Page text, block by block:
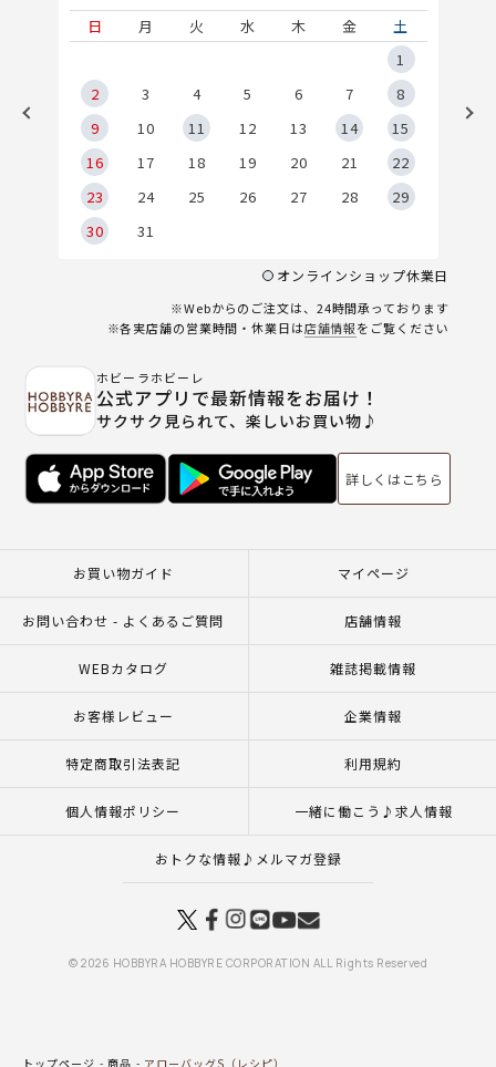
日
月 火 水 木 金
土
1
2
3 4 5 6 7
8
9
10 11 12 13 14
15
16
17 18 19 20 21
22
23
24 25 26 27 28
29
30
31
オンラインショップ休業日
※Webからのご注文は、24時間承っております
※各実店舗の営業時間・休業日は店舗情報をご覧ください
ホビーラホビーレ
公式アプリで最新情報をお届け！
サクサク見られて、楽しいお買い物♪
詳しくはこちら
お買い物ガイド マイページ
お問い合わせ - よくあるご質問 店舗情報
WEBカタログ 雑誌掲載情報
お客様レビュー 企業情報
特定商取引法表記 利用規約
個人情報ポリシー 一緒に働こう♪求人情報
おトクな情報♪メルマガ登録
© 2026 HOBBYRA HOBBYRE CORPORATION ALL Rights Reserved
トップページ 商品 アローバッグS（レシピ）